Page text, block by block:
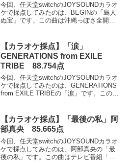
今回、任天堂switchのJOYSOUNDカラオ
ケで採点してみたのは、BEGINの「島人
ぬ宝」です。この曲は沖縄っぽさ全開の
すが、特にお気に入りのパートは「そ
い！そい！...
【カラオケ採点】「涙」
GENERATIONS from EXILE
TRIBE 88.754点
今回、任天堂switchのJOYSOUNDカラオ
ケで採点してみたのは、GENERATIONS
from EXILE TRIBEの「涙」です。この曲
ンを歌った、せつない曲...
【カラオケ採点】「最後の私」阿
部真央 85.665点
今回、任天堂switchのJOYSOUNDカラオ
ケで採点してみたのは、阿部真央の「最
後の私」です。この曲はテレビ番組「カ